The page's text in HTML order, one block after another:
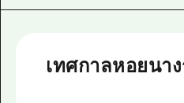
ดาวน์โหลด
เทศกาลหอยนา